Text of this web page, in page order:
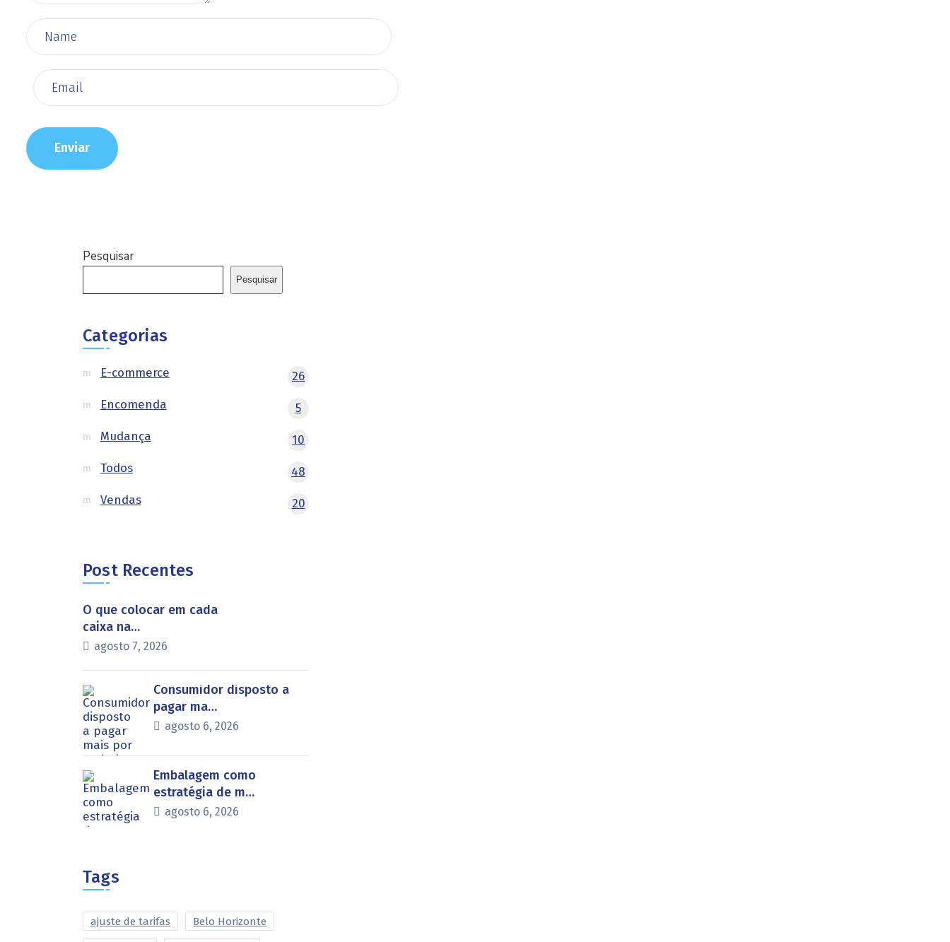
Pesquisar
Pesquisar
Categorias
E-commerce
26
Encomenda
5
Mudança
10
Todos
48
Vendas
20
Post Recentes
O que colocar em cada
caixa na…
agosto 7, 2026
Consumidor disposto a
pagar ma…
agosto 6, 2026
Embalagem como
estratégia de m…
agosto 6, 2026
Tags
ajuste de tarifas Belo Horizonte